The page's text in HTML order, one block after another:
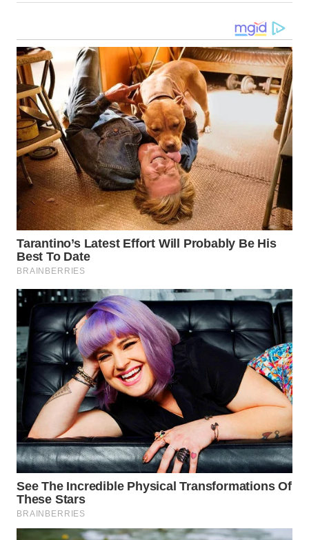
NIAS
WN
LANGKAT
WN
TAPANULI
SELATAN
WN
TANJUNG
LESUNG
WN
KARO
WN
SIMALUNGUN
WN
LABUHANBATU
WN
TAPANULI
TENGAH
WN DELI
SERDANG
WN